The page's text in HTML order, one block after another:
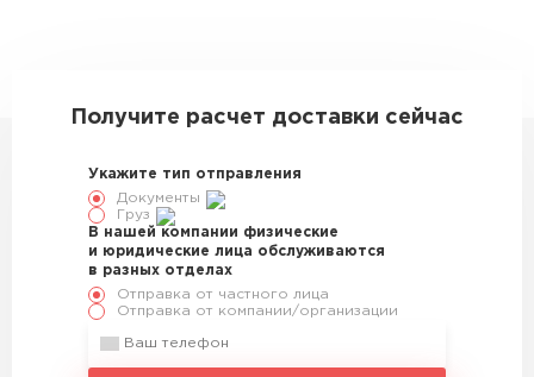
Получите расчет доставки сейчас
Укажите тип отправления
Документы
Груз
В нашей компании физические
и юридические лица обслуживаются
в разных отделах
Отправка от частного лица
Отправка от компании/организации